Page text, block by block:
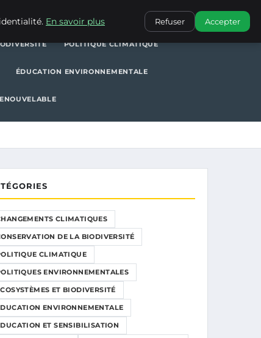
POLITIQUES ENVIRONNEMENTALES
POLITIQUE CLIMATIQUE
ÉDUCATION ENVIRONNEMENTALE
CLIMATIQUES
DE LA BIODIVERSITÉ
CLIMATIQUE
ENVIRONNEMENTALES
ET BIODIVERSITÉ
ENVIRONNEMENTALE
ET SENSIBILISATION
En savoir plus Refuser Accepter